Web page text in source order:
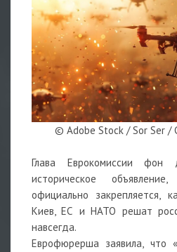
© Adobe Stock / Sor Ser /
Глава Еврокомиссии фон
историческое
официально закрепляется,
Киев, ЕС и НАТО решат
навсегда.
Еврофюрерша заявила, что